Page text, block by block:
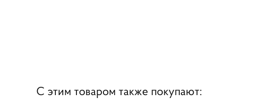
С этим товаром также покупают: